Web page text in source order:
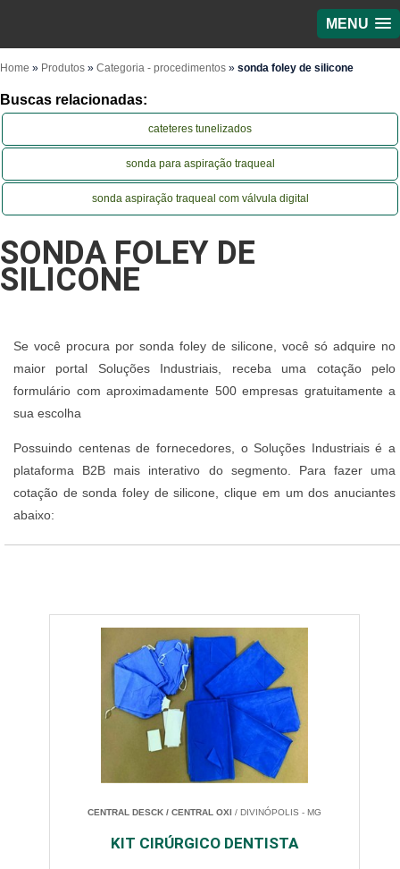
MENU
Home » Produtos » Categoria - procedimentos » sonda foley de silicone
Buscas relacionadas:
cateteres tunelizados
sonda para aspiração traqueal
sonda aspiração traqueal com válvula digital
SONDA FOLEY DE
SILICONE
Se você procura por sonda foley de silicone, você só adquire no
maior portal Soluções Industriais, receba uma cotação pelo
formulário com aproximadamente 500 empresas gratuitamente a
sua escolha
Possuindo centenas de fornecedores, o Soluções Industriais é a
plataforma B2B mais interativo do segmento. Para fazer uma
cotação de sonda foley de silicone, clique em um dos anuciantes
abaixo:
CENTRAL DESCK / CENTRAL OXI / DIVINÓPOLIS - MG
KIT CIRÚRGICO DENTISTA